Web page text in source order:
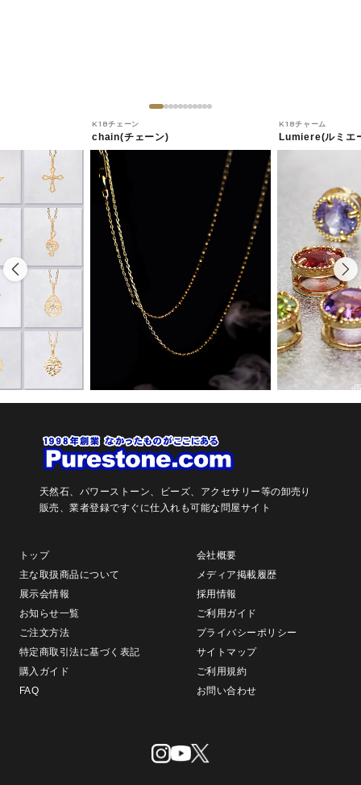
K18チェーン
chain(チェーン)
K18チャーム
Lumiere(ルミエ
天然石、パワーストーン、ビーズ、アクセサリー等の卸売り
販売、業者登録ですぐに仕入れも可能な問屋サイト
トップ
会社概要
主な取扱商品について
メディア掲載履歴
展示会情報
採用情報
お知らせ一覧
ご利用ガイド
ご注文方法
プライバシーポリシー
特定商取引法に基づく表記
サイトマップ
購入ガイド
ご利用規約
FAQ
お問い合わせ